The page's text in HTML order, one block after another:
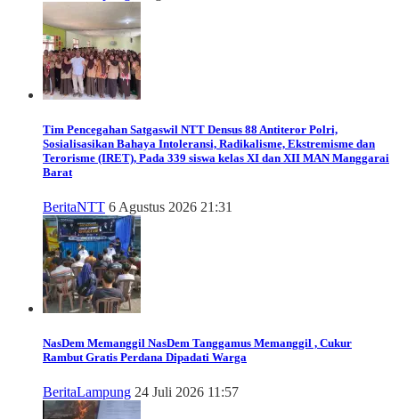
Tim Pencegahan Satgaswil NTT Densus 88 Antiteror Polri,
Sosialisasikan Bahaya Intoleransi, Radikalisme, Ekstremisme dan
Terorisme (IRET), Pada 339 siswa kelas XI dan XII MAN Manggarai
Barat
BeritaNTT 6 Agustus 2026 21:31
NasDem Memanggil NasDem Tanggamus Memanggil , Cukur
Rambut Gratis Perdana Dipadati Warga
BeritaLampung 24 Juli 2026 11:57